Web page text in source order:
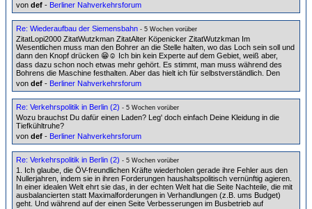
von def - Berliner Nahverkehrsforum
Re: Wiederaufbau der Siemensbahn - 5 Wochen vorüber
ZitatLopi2000 ZitatWutzkman ZitatAlter Köpenicker ZitatWutzkman Im
Wesentlichen muss man den Bohrer an die Stelle halten, wo das Loch sein soll und
dann den Knopf drücken 😁☺️ Ich bin kein Experte auf dem Gebiet, weiß aber,
dass dazu schon noch etwas mehr gehört. Es stimmt, man muss während des
Bohrens die Maschine festhalten. Aber das hielt ich für selbstverständlich. Den
von def - Berliner Nahverkehrsforum
Re: Verkehrspolitik in Berlin (2) - 5 Wochen vorüber
Wozu brauchst Du dafür einen Laden? Leg' doch einfach Deine Kleidung in die
Tiefkühltruhe?
von def - Berliner Nahverkehrsforum
Re: Verkehrspolitik in Berlin (2) - 5 Wochen vorüber
1. Ich glaube, die ÖV-freundlichen Kräfte wiederholen gerade ihre Fehler aus den
Nullerjahren, indem sie in ihren Forderungen haushaltspolitisch vernünftig agieren.
In einer idealen Welt ehrt sie das, in der echten Welt hat die Seite Nachteile, die mit
ausbalancierten statt Maximalforderungen in Verhandlungen (z.B. ums Budget)
geht. Und während auf der einen Seite Verbesserungen im Busbetrieb auf